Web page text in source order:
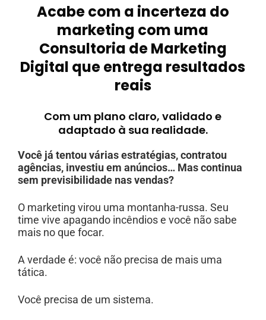
Acabe com a incerteza do
marketing com uma
Consultoria de Marketing
Digital que entrega resultados
reais
Com um plano claro, validado e
adaptado à sua realidade.
Você já tentou várias estratégias, contratou
agências, investiu em anúncios… Mas continua
sem previsibilidade nas vendas?
O marketing virou uma montanha-russa. Seu
time vive apagando incêndios e você não sabe
mais no que focar.
A verdade é: você não precisa de mais uma
tática.
Você precisa de um sistema.